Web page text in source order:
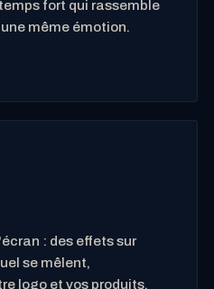
fort qui rassemble
même émotion.
: des effets sur
se mêlent,
logo et vos produits.